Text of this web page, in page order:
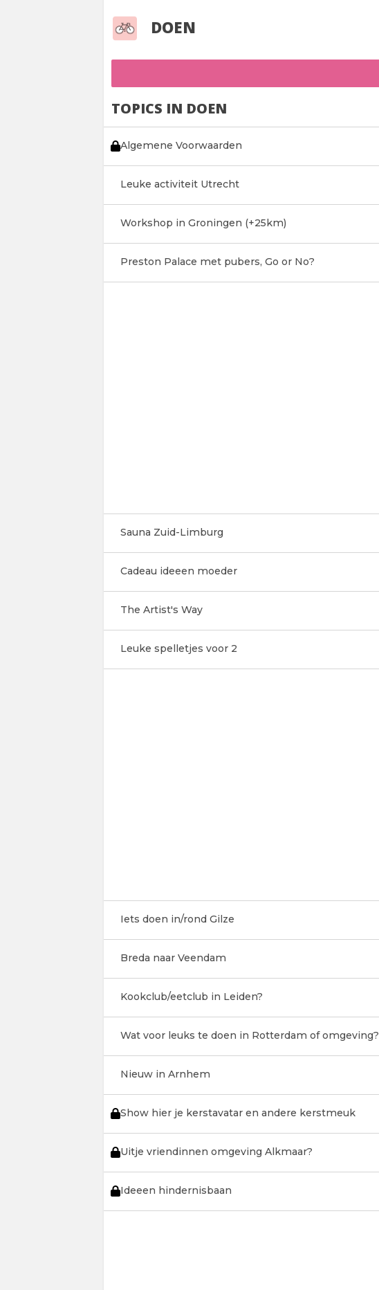
DOEN
TOPICS IN DOEN
Algemene Voorwaarden
Leuke activiteit Utrecht
Workshop in Groningen (+25km)
Preston Palace met pubers, Go or No?
Sauna Zuid-Limburg
Cadeau ideeen moeder
The Artist's Way
Leuke spelletjes voor 2
Iets doen in/rond Gilze
Breda naar Veendam
Kookclub/eetclub in Leiden?
Wat voor leuks te doen in Rotterdam of omgeving?
Nieuw in Arnhem
Show hier je kerstavatar en andere kerstmeuk
Uitje vriendinnen omgeving Alkmaar?
Ideeen hindernisbaan